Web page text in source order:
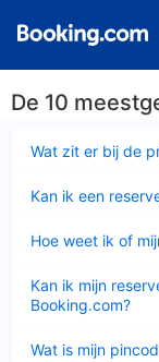
De 10
Wat zit er bij de
Kan ik een
Hoe weet ik of
Kan ik mijn
Booking.com?
Wat is mijn